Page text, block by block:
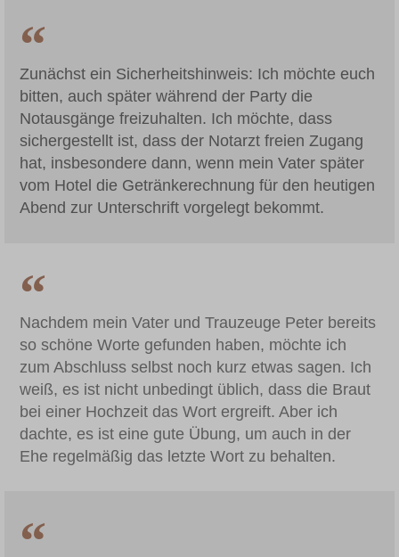
Zunächst ein Sicherheitshinweis: Ich möchte euch
bitten, auch später während der Party die
Notausgänge freizuhalten. Ich möchte, dass
sichergestellt ist, dass der Notarzt freien Zugang
hat, insbesondere dann, wenn mein Vater später
vom Hotel die Getränkerechnung für den heutigen
Abend zur Unterschrift vorgelegt bekommt.
Nachdem mein Vater und Trauzeuge Peter bereits
so schöne Worte gefunden haben, möchte ich
zum Abschluss selbst noch kurz etwas sagen. Ich
weiß, es ist nicht unbedingt üblich, dass die Braut
bei einer Hochzeit das Wort ergreift. Aber ich
dachte, es ist eine gute Übung, um auch in der
Ehe regelmäßig das letzte Wort zu behalten.